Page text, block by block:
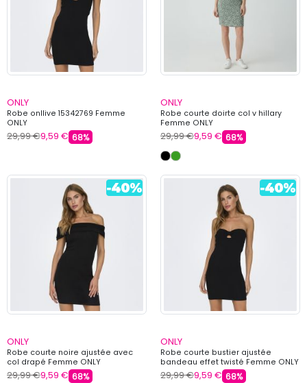
ONLY
Robe onllive 15342769 Femme
ONLY
29,99 €9,59 € 68%
ONLY
Robe courte doirte col v hillary
Femme ONLY
29,99 €9,59 € 68%
ONLY
Robe courte noire ajustée avec
col drapé Femme ONLY
29,99 €9,59 € 68%
ONLY
Robe courte bustier ajustée
bandeau effet twisté Femme ONLY
29,99 €9,59 € 68%